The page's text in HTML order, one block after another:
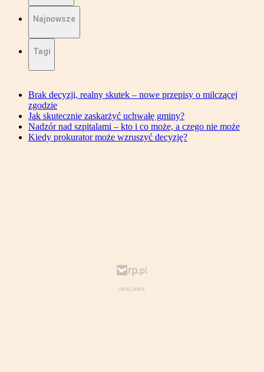
Najnowsze
Tagi
Brak decyzji, realny skutek – nowe przepisy o milczącej
zgodzie
Jak skutecznie zaskarżyć uchwałę gminy?
Nadzór nad szpitalami – kto i co może, a czego nie może
Kiedy prokurator może wzruszyć decyzję?